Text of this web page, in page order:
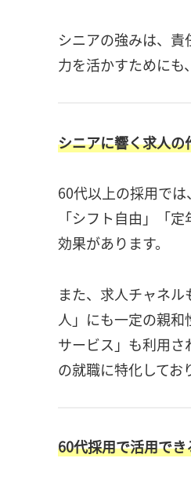
シニアの強みは、
力を活かすためにも
シニアに響く求人
60代以上の採用では
「シフト自由」「
効果があります。
また、求人チャネ
人」にも一定の親
サービス」も利用
の就職に特化してお
60代採用で活用で